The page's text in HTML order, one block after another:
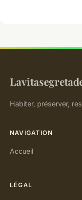
Habiter, préserver,
NAVIGATION
Accueil
LÉGAL